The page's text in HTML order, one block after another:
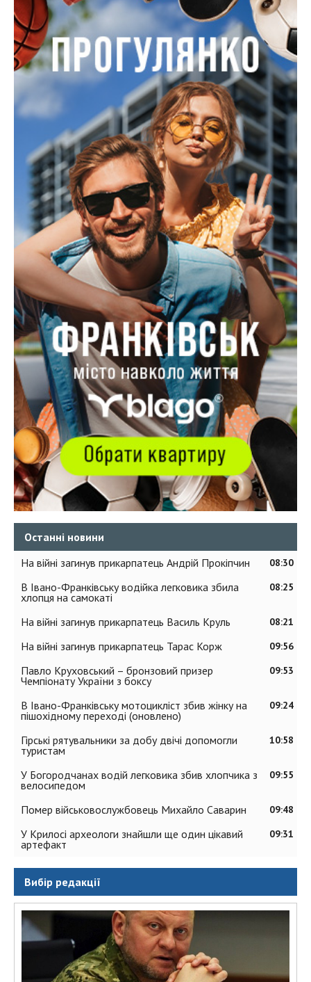
Останні новини
08:30
На війні загинув прикарпатець Андрій Прокіпчин
08:25
В Івано-Франківську водійка легковика збила
хлопця на самокаті
08:21
На війні загинув прикарпатець Василь Круль
09:56
На війні загинув прикарпатець Тарас Корж
09:53
Павло Круховський – бронзовий призер
Чемпіонату України з боксу
09:24
В Івано-Франківську мотоцикліст збив жінку на
пішохідному переході (оновлено)
10:58
Гірські рятувальники за добу двічі допомогли
туристам
09:55
У Богородчанах водій легковика збив хлопчика з
велосипедом
09:48
Помер військовослужбовець Михайло Саварин
09:31
У Крилосі археологи знайшли ще один цікавий
артефакт
Вибір редакції